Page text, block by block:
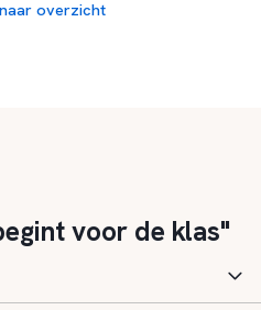
overzicht
voor de klas"